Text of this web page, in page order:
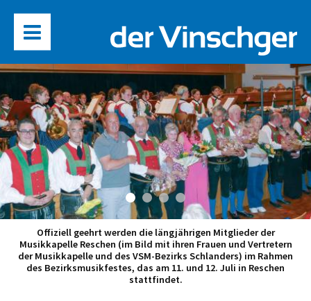
Offiziell geehrt werden die längjährigen Mitglieder der
Musikkapelle Reschen (im Bild mit ihren Frauen und Vertretern
der Musikkapelle und des VSM-Bezirks Schlanders) im Rahmen
des Bezirksmusikfestes, das am 11. und 12. Juli in Reschen
stattfindet.